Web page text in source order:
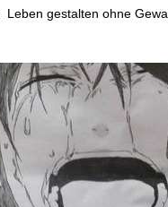
Leben gestalten ohne